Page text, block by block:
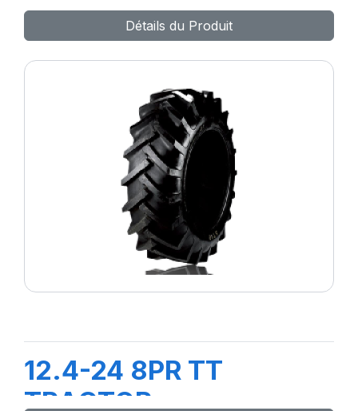
Détails du Produit
12.4-24 8PR TT
TRACTOR